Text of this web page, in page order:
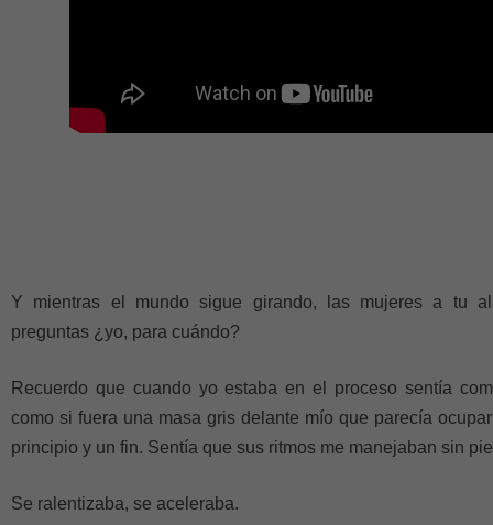
Y mientras el mundo sigue girando, las mujeres a tu
preguntas ¿yo, para cuándo?
Recuerdo que cuando yo estaba en el proceso sentía
como si fuera una masa gris delante mío que parecía
principio y un fin. Sentía que sus ritmos me manejaban sin
Se ralentizaba, se aceleraba.